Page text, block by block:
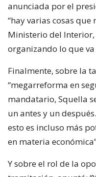
anunciada por el
“hay varias cosas
Ministerio del Interior,
organizando lo que va
Finalmente, sobre la
“megarreforma en
mandatario, Squella
un antes y un
esto es incluso más
en materia
Y sobre el rol de la